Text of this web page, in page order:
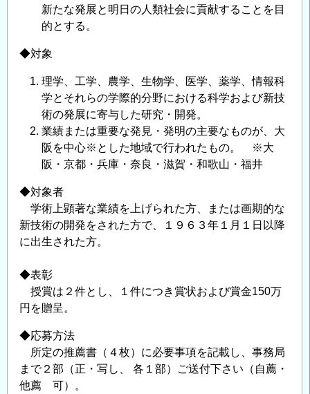
新たな発展と明日の人類社会に貢献することを目
的とする。
◆対象
理学、工学、農学、生物学、医学、薬学、情報科
学とそれらの学際的分野における科学および新技
術の発展に寄与した研究・開発。
業績または重要な発見・発明の主要なものが、大
阪を中心※とした地域で行われたもの。 ※大
阪・京都・兵庫・奈良・滋賀・和歌山・福井
◆対象者
学術上顕著な業績を上げられた方、または画期的な
新技術の開発をされた方で、１９６３年１月１日以降
に出生された方。
◆表彰
授賞は２件とし、１件につき賞状および賞金150万
円を贈呈。
◆応募方法
所定の推薦書（４枚）に必要事項を記載し、事務局
まで２部（正・写し、 各１部）ご送付下さい（自薦・
他薦 可）。